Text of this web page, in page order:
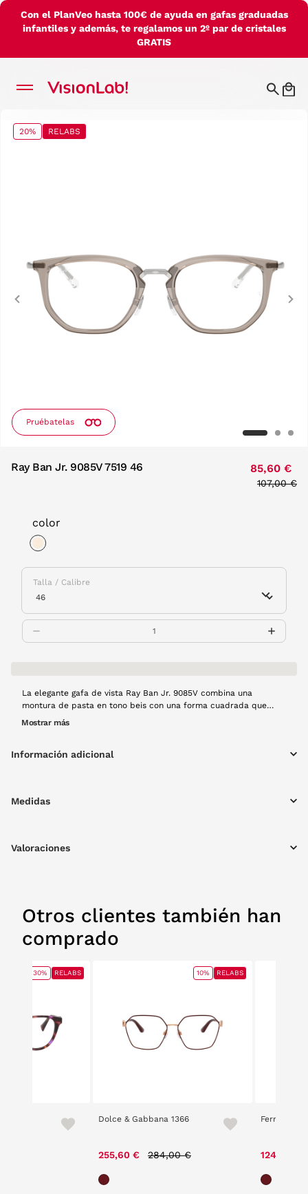
Con el PlanVeo hasta 100€ de ayuda en gafas graduadas
infantiles y además, te regalamos un 2º par de cristales
GRATIS
20% RELABS
Pruébatelas
Previous
Ray Ban Jr. 9085V 7519 46 85,60 €
Price
107,00 €
color
Talla / Calibre
La elegante gafa de vista Ray Ban Jr. 9085V combina una
montura de pasta en tono beis con una forma cuadrada que
realza cualquier look cotidiano. Su diseño ofrece comodidad y
Mostrar más
Información adicional
Medidas
Valoraciones
Otros clientes también han
comprado
30% RELABS
Dolce & Gabbana 1366
255,60 € 284,00 €
10% RELABS
Ferrari
124,00 €